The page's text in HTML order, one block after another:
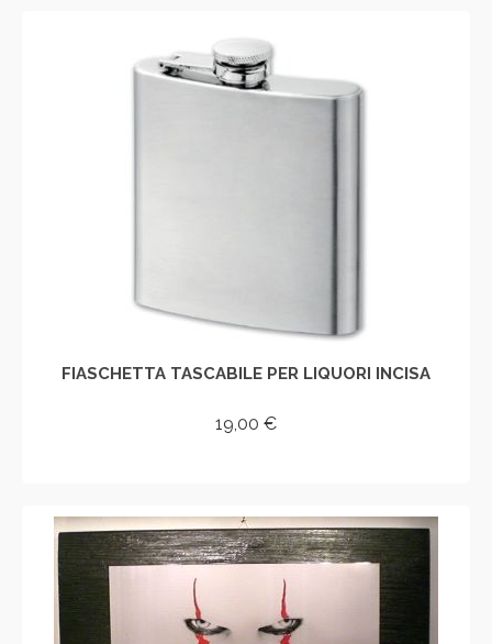
FIASCHETTA TASCABILE PER LIQUORI INCISA
19,00 €